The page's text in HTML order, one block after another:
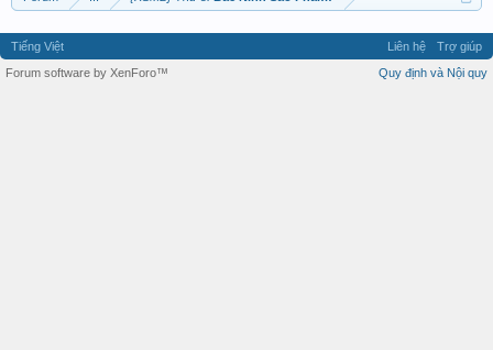
Tiếng Việt Liên hệ
Trợ giúp
Quy định và Nội quy
Forum software by XenForo™